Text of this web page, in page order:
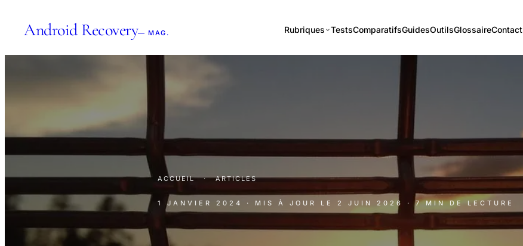
Android Recovery— MAG. Rubriques TestsComparatifsGuidesOutilsGlossaireContact
ACCUEIL · ARTICLES
1 JANVIER 2024 · MIS À JOUR LE 2 JUIN 2026 · 7 MIN DE LECTURE